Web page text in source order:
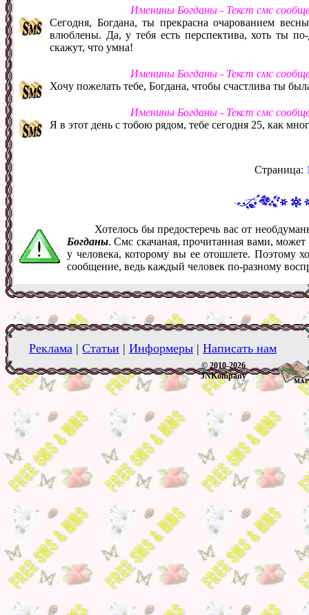
Именины Богданы - Текст смс
Сегодня, Богдана, ты прекрасна очарованием
влюблены. Да, у тебя есть перспектива, хоть ты
скажут, что умна!
Именины Богданы - Текст смс
Хочу пожелать тебе, Богдана, чтобы счастлива ты
Именины Богданы - Текст смс
Я в этот день с тобою рядом, тебе сегодня 25, как
Страница:
Хотелось бы предостеречь вас от
Богданы. Смс скачаная, прочитанная вами,
у человека, которому вы ее отошлете. Поэтому
сообщение, ведь каждый человек по-разному
Реклама | Статьи | Информеры | Написать нам
© 2010-2026
JNKompany